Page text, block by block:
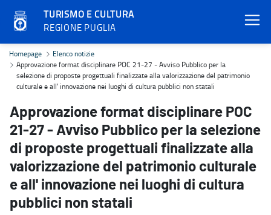
TURISMO E CULTURA
REGIONE PUGLIA
Approvazione format disciplinare POC 21-27 - Avviso Pubblico
Homepage
Elenco notizie
Approvazione format disciplinare POC 21-27 - Avviso Pubblico per la
selezione di proposte progettuali finalizzate alla valorizzazione del patrimonio
culturale e all' innovazione nei luoghi di cultura pubblici non statali
Approvazione format disciplinare POC
21-27 - Avviso Pubblico per la selezione
di proposte progettuali finalizzate alla
valorizzazione del patrimonio culturale
e all' innovazione nei luoghi di cultura
pubblici non statali